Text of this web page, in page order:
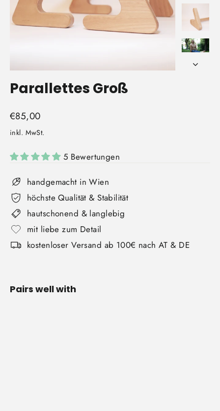
Parallettes Groß
Normaler
Preis
€85,00
inkl. MwSt.
5 Bewertungen
handgemacht in Wien
höchste Qualität & Stabilität
hautschonend & langlebig
mit liebe zum Detail
kostenloser Versand ab 100€ nach AT & DE
Pairs well with